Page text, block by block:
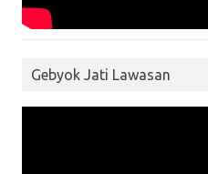
Gebyok Jati Lawasan